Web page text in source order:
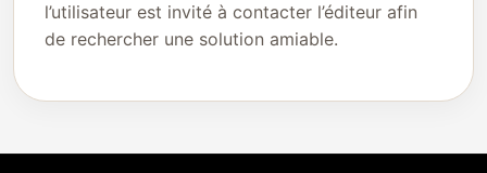
l’utilisateur est invité à contacter l’éditeur afin
de rechercher une solution amiable.